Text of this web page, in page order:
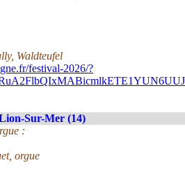
Waldteufel
festival-2026/?
Sur-Mer (14)
:
orgue